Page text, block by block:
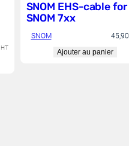
HT
SNOM EHS-cable for
SNOM 7xx
SNOM 45,90
Ajouter au panier